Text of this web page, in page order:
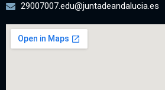
29007007.edu@juntadeandalucia.es